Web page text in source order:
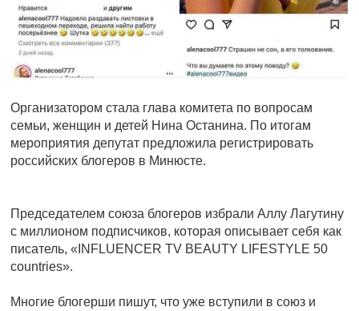
Организатором стала глава комитета по вопросам
семьи, женщин и детей Нина Останина. По итогам
мероприятия депутат предложила регистрировать
российских блогеров в Минюсте.
Председателем союза блогеров избрали Аллу Лагутину
с миллионом подписчиков, которая описывает себя как
писатель, «INFLUENCER TV BEAUTY LIFESTYLE 50
countries».
Многие блогерши пишут, что уже вступили в союз и